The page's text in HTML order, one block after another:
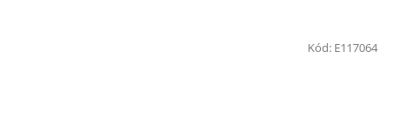
Kód: E117064